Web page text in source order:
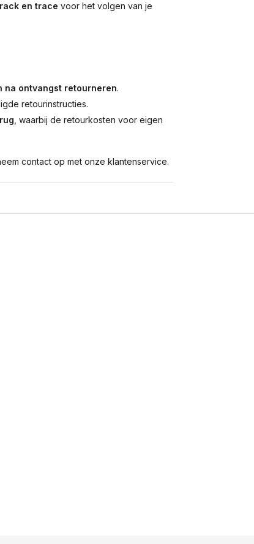
en trace voor het volgen van je
na ontvangst retourneren.
retourinstructies.
, waarbij de retourkosten voor eigen
contact op met onze klantenservice.